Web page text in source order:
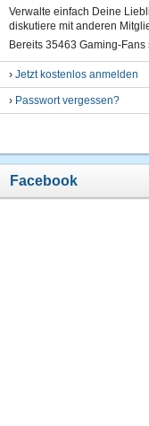
Verwalte einfach Deine
diskutiere mit anderen
Bereits 35463 Gaming-
› Jetzt kostenlos anmelden
› Passwort vergessen?
Facebook